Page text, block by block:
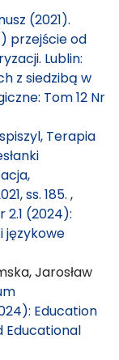
(2021).
przejście od
Lublin:
z siedzibą w
Tom 12 Nr
Terapia
ss. 185. ,
2.1 (2024):
językowe
Jarosław
Education
Educational